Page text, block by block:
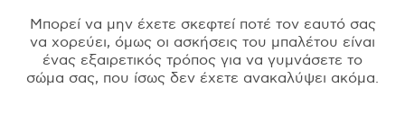
Μπορεί να μην έχετε σκεφτεί ποτέ τον εαυτό σας
να χορεύει, όμως οι ασκήσεις του μπαλέτου είναι
ένας εξαιρετικός τρόπος για να γυμνάσετε το
σώμα σας, που ίσως δεν έχετε ανακαλύψει ακόμα.